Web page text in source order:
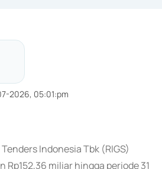
2026, 05:01:pm
Indonesia Tbk (RIGS)
miliar hingga periode 31